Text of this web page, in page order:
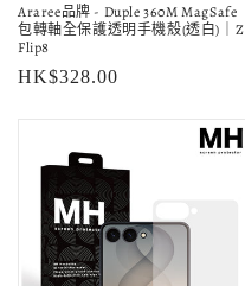
Araree品牌 - Duple 360M MagSafe
包轉軸全保護透明手機殼(透白)｜Z
Flip8
定
HK$328.00